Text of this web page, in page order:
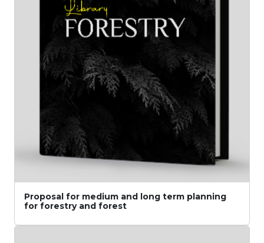
Proposal for medium and long term planning
for forestry and forest